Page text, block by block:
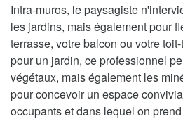
Intra-muros, le paysagiste
les jardins, mais également pour
terrasse, votre balcon ou votre
pour un jardin, ce professionnel
végétaux, mais également les
pour concevoir un espace
occupants et dans lequel on